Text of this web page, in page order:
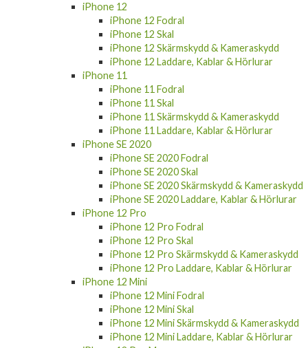
iPhone 12
iPhone 12 Fodral
iPhone 12 Skal
iPhone 12 Skärmskydd & Kameraskydd
iPhone 12 Laddare, Kablar & Hörlurar
iPhone 11
iPhone 11 Fodral
iPhone 11 Skal
iPhone 11 Skärmskydd & Kameraskydd
iPhone 11 Laddare, Kablar & Hörlurar
iPhone SE 2020
iPhone SE 2020 Fodral
iPhone SE 2020 Skal
iPhone SE 2020 Skärmskydd & Kameraskydd
iPhone SE 2020 Laddare, Kablar & Hörlurar
iPhone 12 Pro
iPhone 12 Pro Fodral
iPhone 12 Pro Skal
iPhone 12 Pro Skärmskydd & Kameraskydd
iPhone 12 Pro Laddare, Kablar & Hörlurar
iPhone 12 Mini
iPhone 12 Mini Fodral
iPhone 12 Mini Skal
iPhone 12 Mini Skärmskydd & Kameraskydd
iPhone 12 Mini Laddare, Kablar & Hörlurar